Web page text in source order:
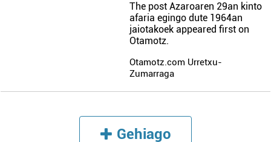
The post Azaroaren 29an kinto
afaria egingo dute 1964an
jaiotakoekappeared first on
Otamotz.
Otamotz.com Urretxu-
Zumarraga
Gehiago